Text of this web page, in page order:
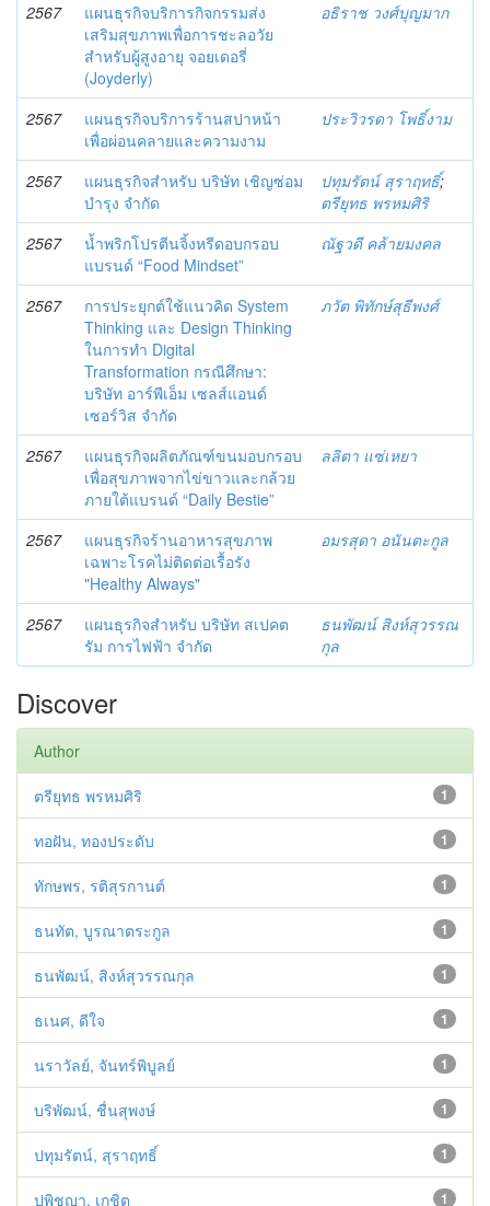
2567
แผนธุรกิจบริการกิจกรรมส่ง
เสริมสุขภาพเพื่อการชะลอวัย
สำหรับผู้สูงอายุ จอยเดอรี่
(Joyderly)
อธิราช วงศ์บุญมาก
2567
แผนธุรกิจบริการร้านสปาหน้า
เพื่อผ่อนคลายและความงาม
ประวิวรดา โพธิ์งาม
2567
แผนธุรกิจสำหรับ บริษัท เชิญซ่อม
บำรุง จำกัด
ปทุมรัตน์ สุราฤทธิ์;
ตรียุทธ พรหมศิริ
2567
น้ำพริกโปรตีนจิ้งหรีดอบกรอบ
แบรนด์ “Food Mindset”
ณัฐวดี คล้ายมงคล
2567
การประยุกต์ใช้แนวคิด System
Thinking และ Design Thinking
ในการทำ Digital
Transformation กรณีศึกษา:
บริษัท อาร์พีเอ็ม เซลส์แอนด์
เซอร์วิส จำกัด
ภวัต พิทักษ์สุธีพงศ์
2567
แผนธุรกิจผลิตภัณฑ์ขนมอบกรอบ
เพื่อสุขภาพจากไข่ขาวและกล้วย
ภายใต้แบรนด์ “Daily Bestie”
ลลิตา แซ่เหยา
2567
แผนธุรกิจร้านอาหารสุขภาพ
เฉพาะโรคไม่ติดต่อเรื้อรัง
"Healthy Always"
อมรสุดา อนันตะกูล
2567
แผนธุรกิจสำหรับ บริษัท สเปคต
รัม การไฟฟ้า จำกัด
ธนพัฒน์ สิงห์สุวรรณ
กุล
Discover
Author
1
ตรียุทธ พรหมศิริ
1
ทอฝัน, ทองประดับ
1
ทักษพร, รติสุรกานต์
1
ธนทัต, บูรณาตระกูล
1
ธนพัฒน์, สิงห์สุวรรณกุล
1
ธเนศ, ดีใจ
1
นราวัลย์, จันทร์พิบูลย์
1
บริพัฒน์, ชื่นสุพงษ์
1
ปทุมรัตน์, สุราฤทธิ์
1
ปพิชญา, เกชิต